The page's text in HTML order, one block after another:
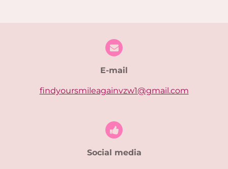
E-mail
findyoursmileagainvzw1@gmail.com
Social media